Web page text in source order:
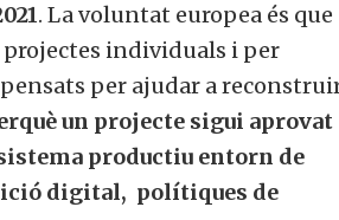
. La voluntat europea és que
individuals i per
per ajudar a reconstruir
un projecte sigui aprovat
productiu entorn de
digital, polítiques de